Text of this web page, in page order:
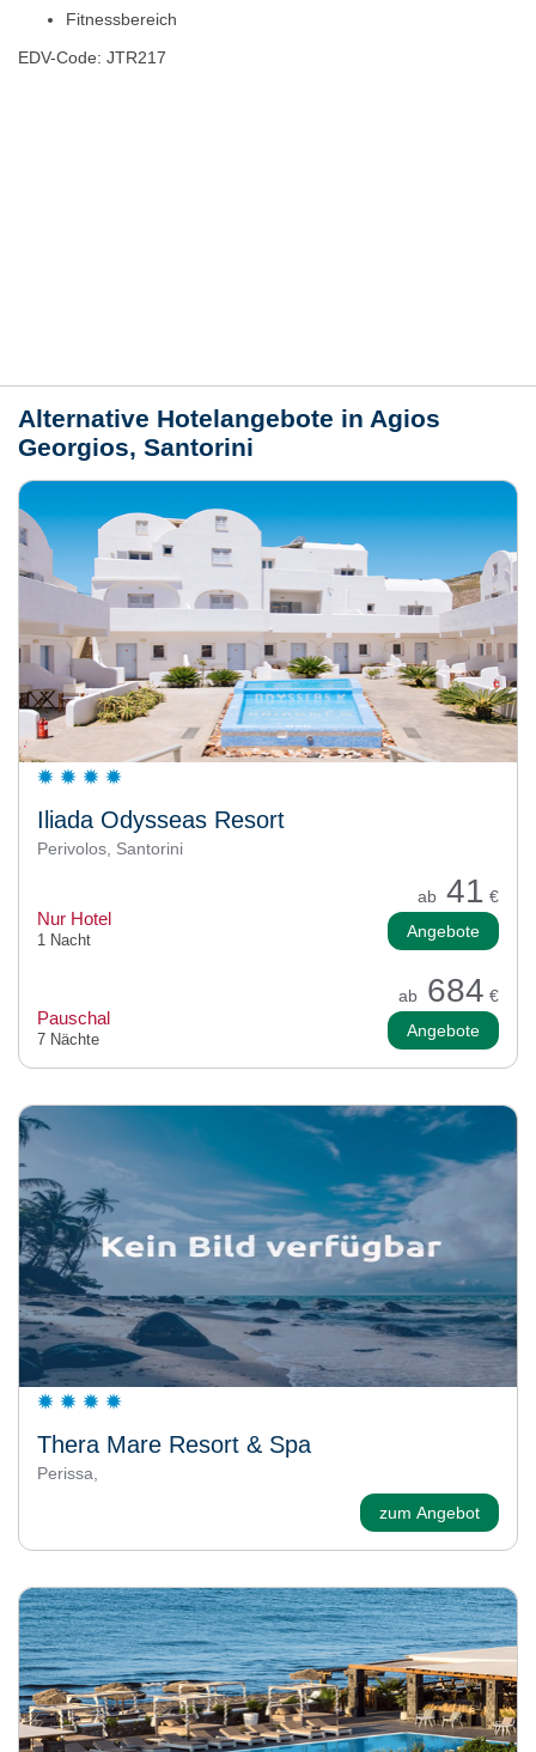
Fitnessbereich
EDV-Code: JTR217
Alternative Hotelangebote in Agios
Georgios, Santorini
Iliada Odysseas Resort
Perivolos, Santorini
ab 41 €
Nur Hotel
1 Nacht Angebote
ab 684 €
Pauschal
7 Nächte Angebote
Thera Mare Resort & Spa
Perissa,
zum Angebot